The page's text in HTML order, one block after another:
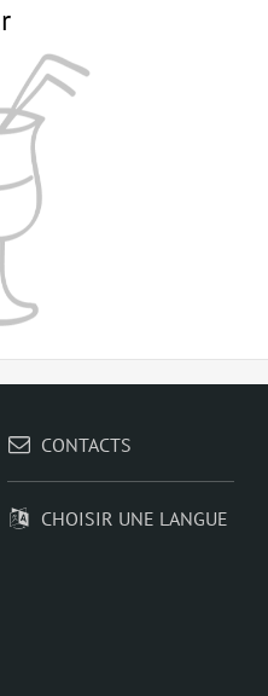
CONTACTS
CHOISIR UNE LANGUE